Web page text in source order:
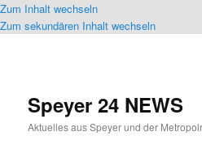
Zum Inhalt wechseln
Zum sekundären Inhalt wechseln
Speyer 24 NEWS
Aktuelles aus Speyer und der